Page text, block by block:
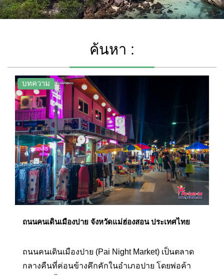
ค้นหา :
บทความ
ถนนคนเดินเมืองปาย จังหวัดแม่ฮ่องสอน ประเทศไทย
ถนนคนเดินเมืองปาย (Pai Night Market) เป็นตลาด
กลางคืนที่ค่อนข้างคึกคักในอำเภอปาย โดยพ่อค้า